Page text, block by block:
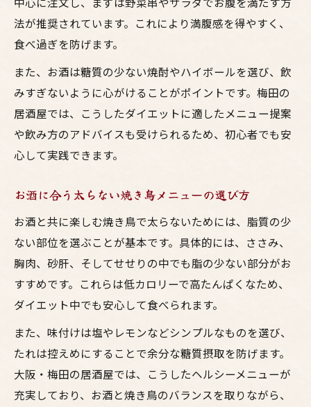
法が推奨されています。これにより満腹感を得やすく、
食べ過ぎを防げます。
また、お酒は糖質の少ない焼酎やハイボールを選び、飲
みすぎないように心がけることがポイントです。梅田の
居酒屋では、こうしたダイエットに適したメニュー提案
や飲み方のアドバイスも受けられるため、初心者でも安
心して実践できます。
お酒に合う太らない焼き鳥メニューの選び方
お酒と共に楽しむ焼き鳥で太らないためには、脂質の少
ない部位を選ぶことが基本です。具体的には、ささみ、
胸肉、砂肝、そしてせせりの中でも脂の少ない部分がお
すすめです。これらは低カロリーで高たんぱくなため、
ダイエット中でも安心して食べられます。
また、味付けは塩やレモンなどシンプルなものを選び、
たれは控えめにすることで余分な糖質摂取を防げます。
大阪・梅田の居酒屋では、こうしたヘルシーメニューが
充実しており、お酒と焼き鳥のバランスを取りながら、